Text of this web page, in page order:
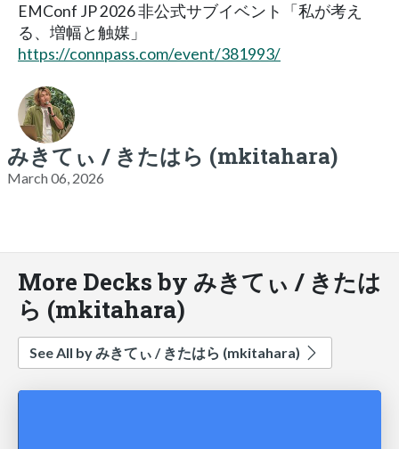
EMConf JP 2026 非公式サブイベント「私が考え
る、増幅と触媒」
https://connpass.com/event/381993/
みきてぃ / きたはら (mkitahara)
March 06, 2026
More Decks by みきてぃ / きたは
ら (mkitahara)
See All by みきてぃ / きたはら (mkitahara)